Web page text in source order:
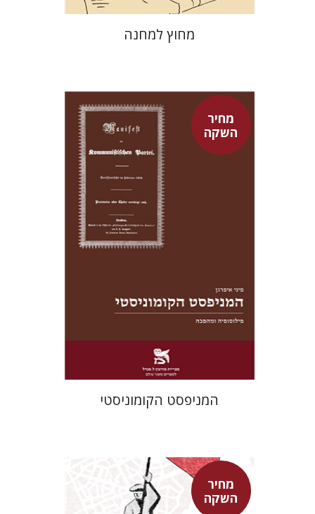
מחוץ למחנה
מחיר
השקהפיני איפרגן
מחיר השקה
המניפסט הקומוניסטי
מחיר
השקה
בני מר